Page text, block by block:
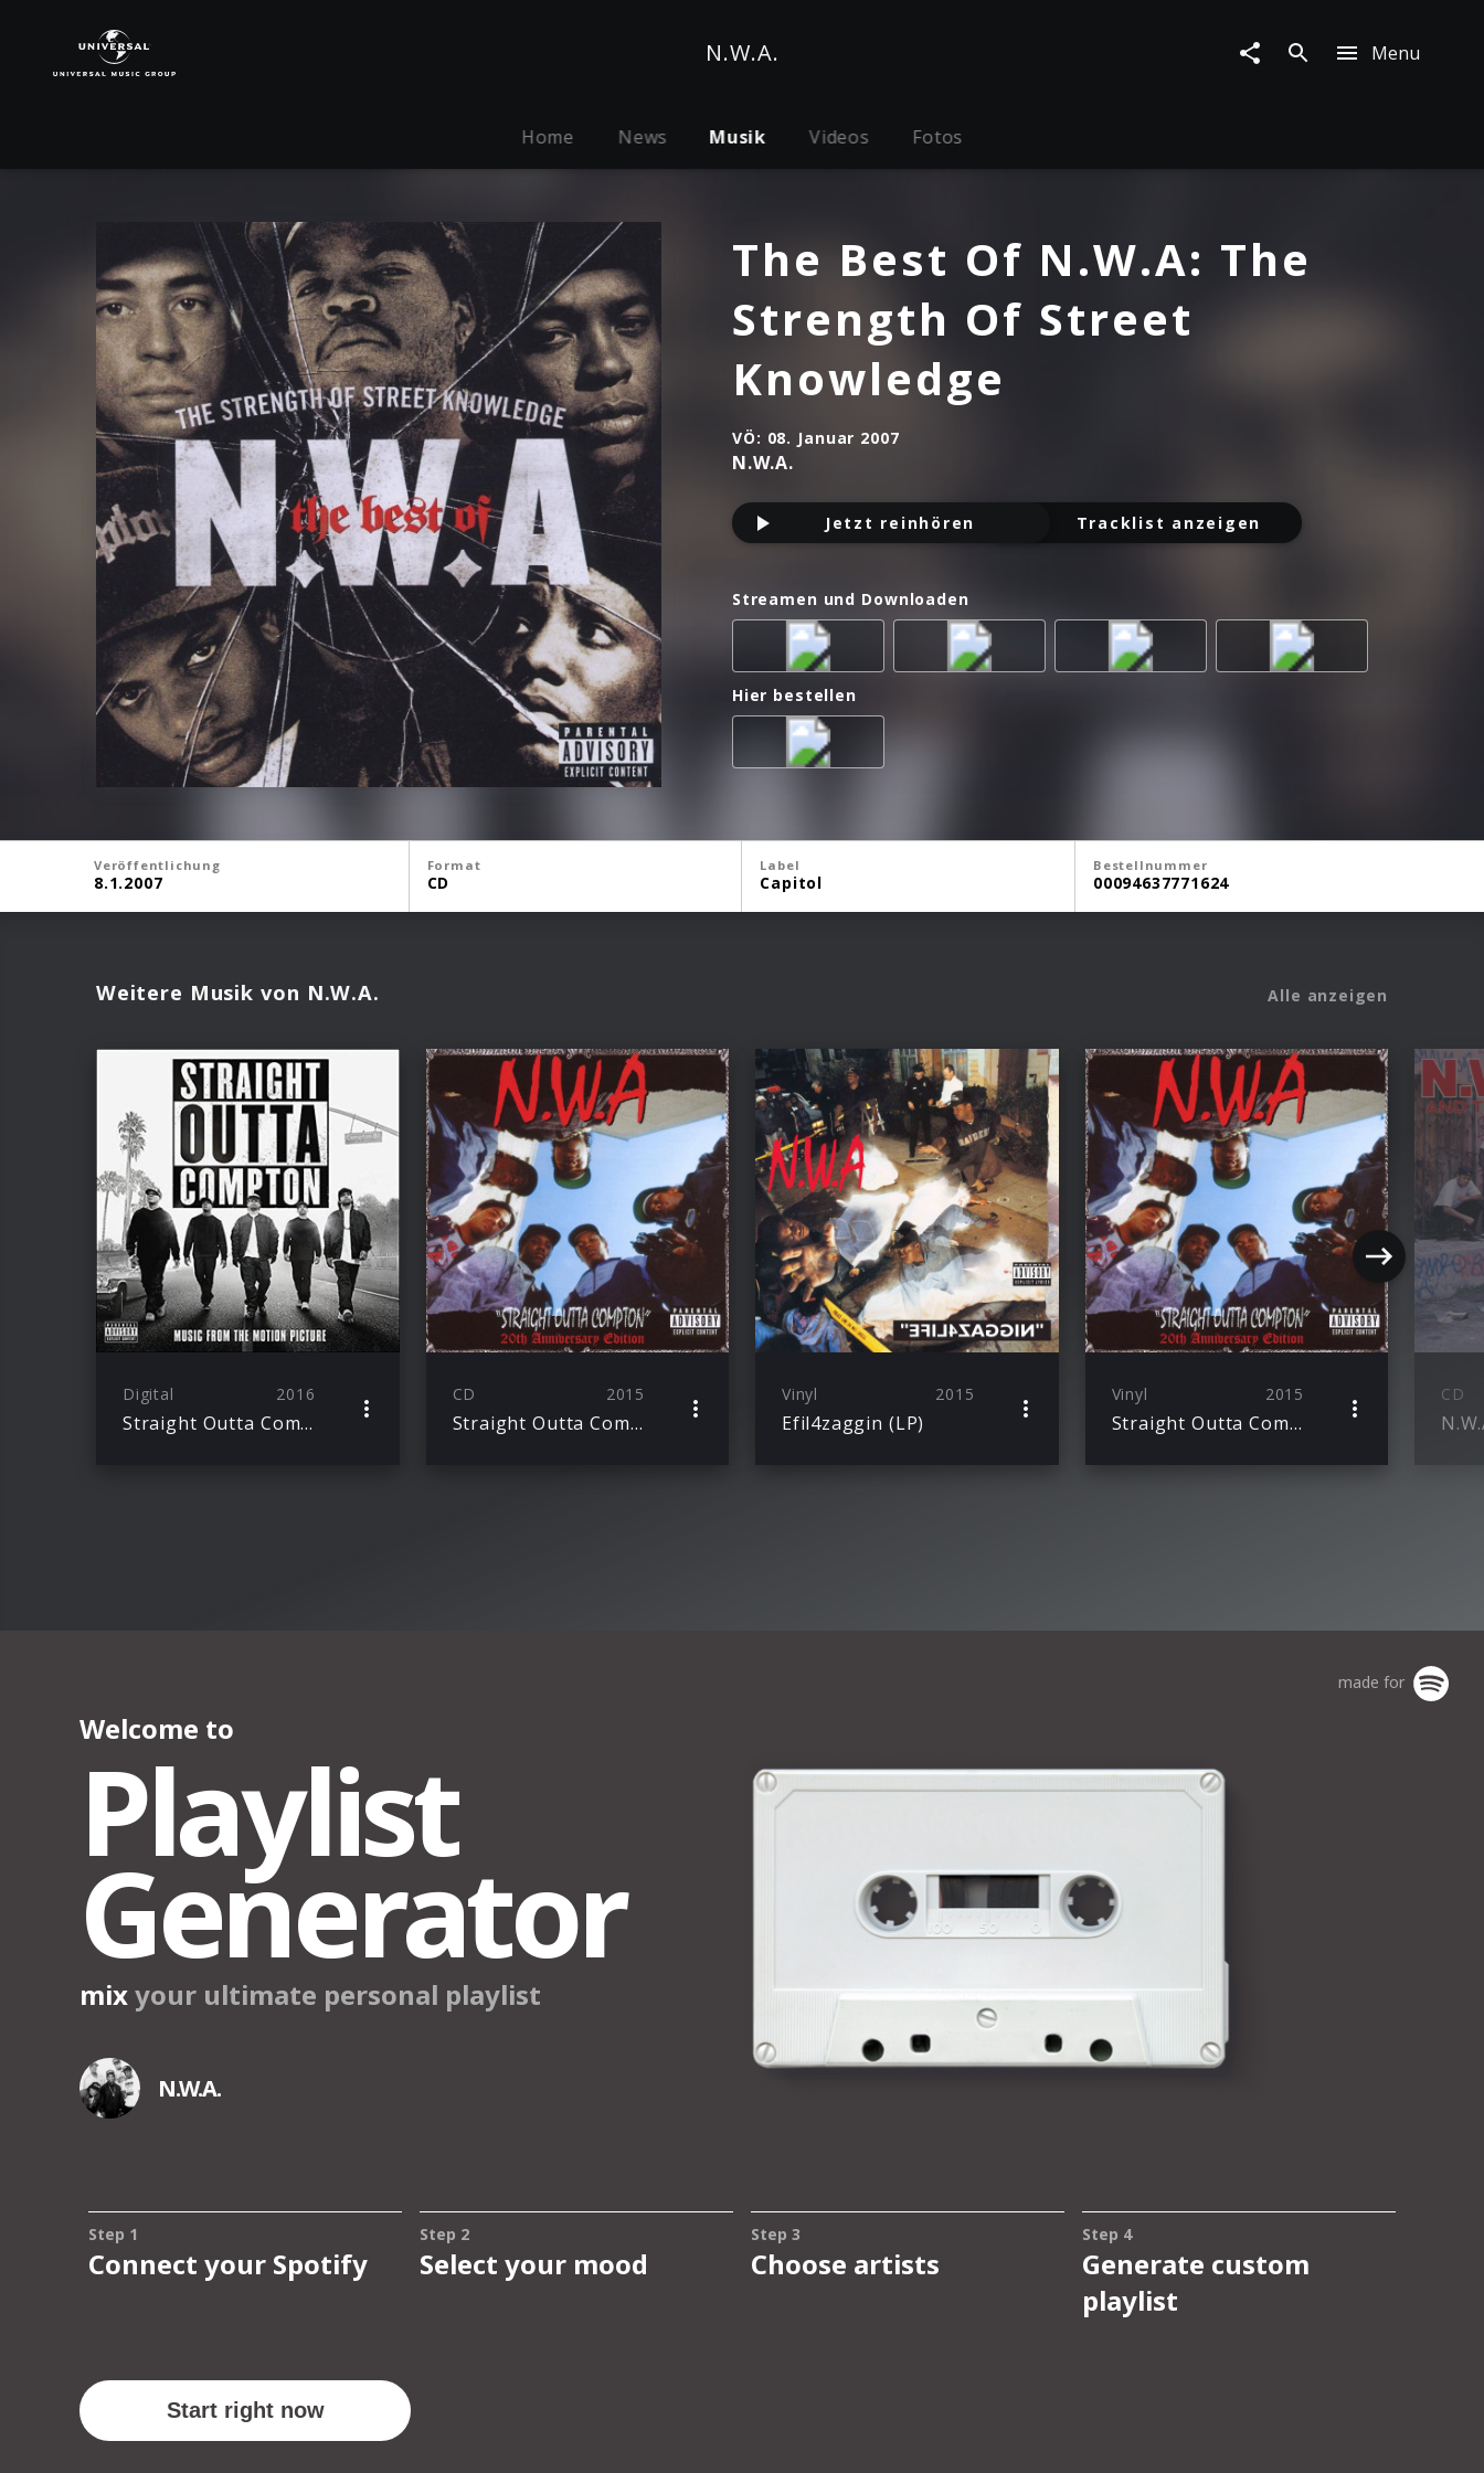
Musik
Of
Knowledge
N.W.A. Menu
Home News Musik Videos Fotos
The Best Of N.W.A: The
Strength Of Street
Knowledge
VÖ: 08. Januar 2007
N.W.A.
Jetzt reinhören Tracklist anzeigen
Streamen und Downloaden
Hier bestellen
Veröffentlichung
8.1.2007
Format
CD
Label
Capitol
Bestellnummer
00094637771624
Weitere Musik von N.W.A. Alle anzeigen
Digital 2016
Straight Outta Compton (LP)
CD 2015
Straight Outta Compton
Vinyl 2015
Efil4zaggin (LP)
Vinyl 2015
Straight Outta Compton (LP)
CD